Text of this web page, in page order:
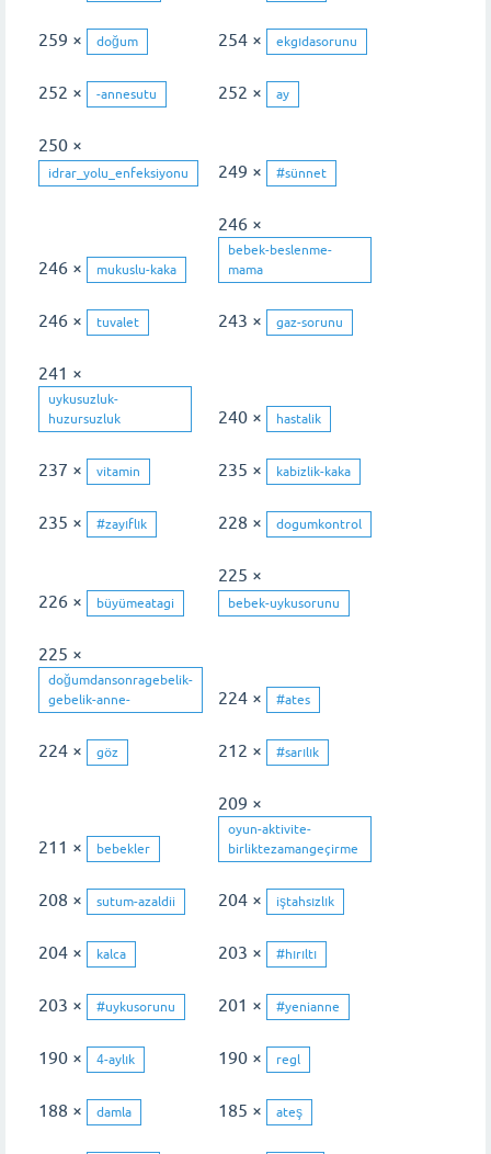
259 × doğum 254 × ekgıdasorunu
252 × -annesutu 252 × ay
250 ×
idrar_yolu_enfeksiyonu 249 × #sünnet
246 × mukuslu-kaka
246 ×
bebek-beslenme-
mama
246 × tuvalet 243 × gaz-sorunu
241 ×
uykusuzluk-
huzursuzluk
240 × hastalik
237 × vitamin 235 × kabizlik-kaka
235 × #zayıflık 228 × dogumkontrol
226 × büyümeatagi
225 ×
bebek-uykusorunu
225 ×
doğumdansonragebelik-
gebelik-anne-
224 × #ates
224 × göz 212 × #sarılık
211 × bebekler
209 ×
oyun-aktivite-
birliktezamangeçirme
208 × sutum-azaldii 204 × iştahsızlık
204 × kalca 203 × #hırıltı
203 × #uykusorunu 201 × #yenianne
190 × 4-aylık 190 × regl
188 × damla 185 × ateş